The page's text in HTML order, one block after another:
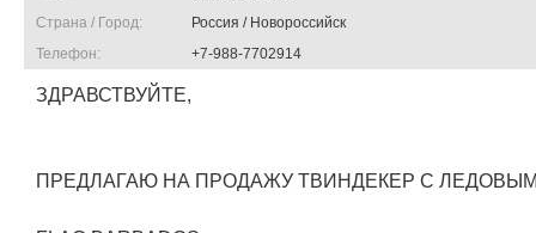
Страна / Город:
Россия / Новороссийск
Телефон:
+7-988-7702914
ЗДРАВСТВУЙТЕ,
ПРЕДЛАГАЮ НА ПРОДАЖУ ТВИНДЕКЕР С ЛЕДОВЫМ